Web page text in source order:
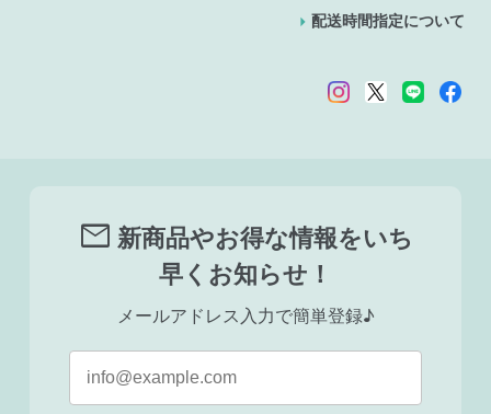
配送時間指定について
mail 新商品やお得な情報をいち
早くお知らせ！
メールアドレス入力で簡単登録♪